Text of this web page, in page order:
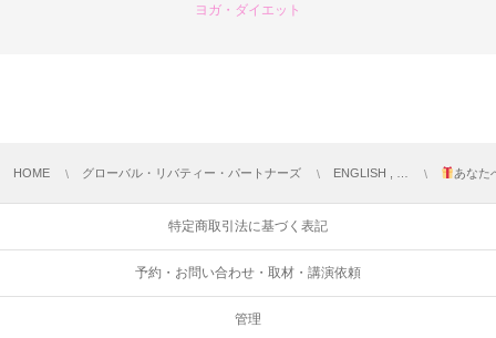
ヨガ・ダイエット
HOME グローバル・リバティー・パートナーズ ENGLISH , … あなた
特定商取引法に基づく表記
予約・お問い合わせ・取材・講演依頼
管理